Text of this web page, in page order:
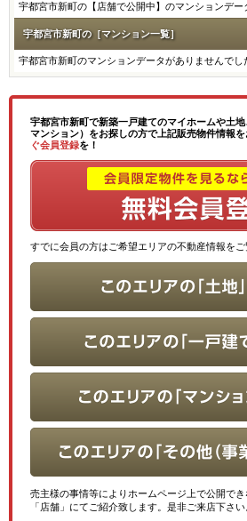
宇都宮市新町の【店舗で公開中】のマンションデー
宇都宮市新町の［マンション一覧］
宇都宮市新町のマンションデータがありませんでし
宇都宮市新町で新築一戸建てのマイホームや土
マンション）をお探しの方で上記販売物件情報
ぐ会員登録を！
すでに会員の方はご希望エリアの不動産情報をご
売主様の事情等によりホームページ上で公開で
「店舗」にてご紹介致します。是非ご来店下さい